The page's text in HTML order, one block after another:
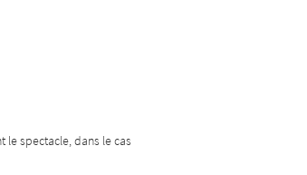
le spectacle, dans le cas